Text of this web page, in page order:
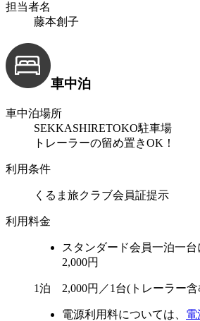
担当者名
藤本創子
車中泊
車中泊場所
SEKKASHIRETOKO駐車場
トレーラーの留め置きOK！
利用条件
くるま旅クラブ会員証提示
利用料金
スタンダード会員一泊一台
2,000円
1泊 2,000円／1台(トレーラー含
電源利用料については、 電